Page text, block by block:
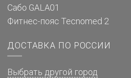
Сабо GALA01
Фитнес-пояс Tecnomed 2
ДОСТАВКА ПО РОССИИ
Выбрать другой город